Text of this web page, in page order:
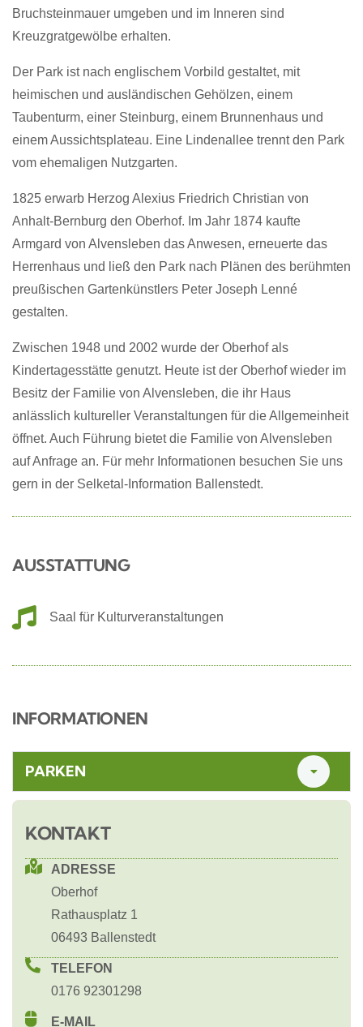
Bruchsteinmauer umgeben und im Inneren sind
Kreuzgratgewölbe erhalten.
Der Park ist nach englischem Vorbild gestaltet, mit
heimischen und ausländischen Gehölzen, einem
Taubenturm, einer Steinburg, einem Brunnenhaus und
einem Aussichtsplateau. Eine Lindenallee trennt den Park
vom ehemaligen Nutzgarten.
1825 erwarb Herzog Alexius Friedrich Christian von
Anhalt-Bernburg den Oberhof. Im Jahr 1874 kaufte
Armgard von Alvensleben das Anwesen, erneuerte das
Herrenhaus und ließ den Park nach Plänen des berühmten
preußischen Gartenkünstlers Peter Joseph Lenné
gestalten.
Zwischen 1948 und 2002 wurde der Oberhof als
Kindertagesstätte genutzt. Heute ist der Oberhof wieder im
Besitz der Familie von Alvensleben, die ihr Haus
anlässlich kultureller Veranstaltungen für die Allgemeinheit
öffnet. Auch Führung bietet die Familie von Alvensleben
aufAnfrage an. Für mehr Informationen besuchen Sie uns
gern in der Selketal-Information Ballenstedt.
AUSSTATTUNG
Saal für Kulturveranstaltungen
INFORMATIONEN
PARKEN
KONTAKT
ADRESSE
Oberhof
Rathausplatz 1
06493 Ballenstedt
TELEFON
0176 92301298
E-MAIL